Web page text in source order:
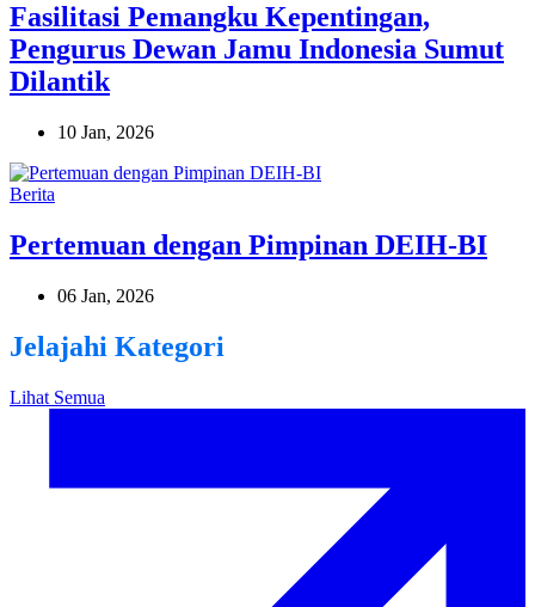
Fasilitasi Pemangku Kepentingan,
Pengurus Dewan Jamu Indonesia Sumut
Dilantik
10 Jan, 2026
Berita
Pertemuan dengan Pimpinan DEIH-BI
06 Jan, 2026
Jelajahi Kategori
Lihat Semua